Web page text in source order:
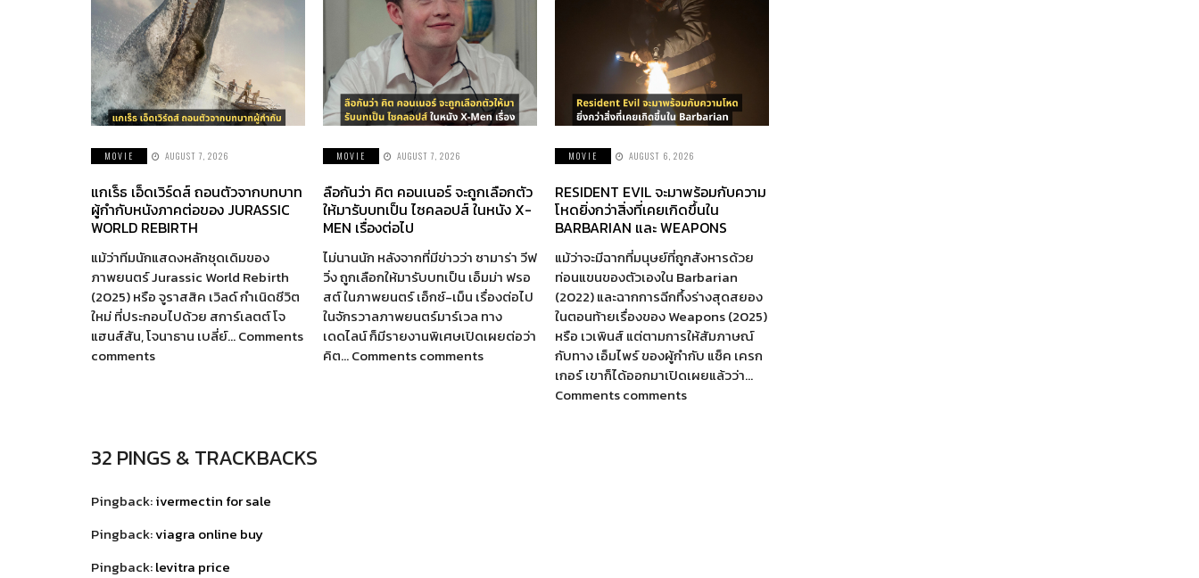
MOVIE AUGUST 7, 2026
แกเร็ธ เอ็ดเวิร์ดส์ ถอนตัวจากบทบาท
ผู้กำกับหนังภาคต่อของ JURASSIC
WORLD REBIRTH
แม้ว่าทีมนักแสดงหลักชุดเดิมของ
ภาพยนตร์ Jurassic World Rebirth
(2025) หรือ จูราสสิค เวิลด์ กำเนิดชีวิต
ใหม่ ที่ประกอบไปด้วย สการ์เลตต์ โจ
แฮนส์สัน, โจนาธาน เบลี่ย์… Comments
comments
MOVIE AUGUST 7, 2026
ลือกันว่า คิต คอนเนอร์ จะถูกเลือกตัว
ให้มารับบทเป็น ไซคลอปส์ ในหนัง X-
MEN เรื่องต่อไป
ไม่นานนัก หลังจากที่มีข่าวว่า ซามาร่า วีฟ
วิ่ง ถูกเลือกให้มารับบทเป็น เอ็มม่า ฟรอ
สต์ ในภาพยนตร์ เอ็กซ์-เม็น เรื่องต่อไป
ในจักรวาลภาพยนตร์มาร์เวล ทาง
เดดไลน์ ก็มีรายงานพิเศษเปิดเผยต่อว่า
คิต… Comments comments
MOVIE AUGUST 6, 2026
RESIDENT EVIL จะมาพร้อมกับความ
โหดยิ่งกว่าสิ่งที่เคยเกิดขึ้นใน
BARBARIAN และ WEAPONS
แม้ว่าจะมีฉากที่มนุษย์ที่ถูกสังหารด้วย
ท่อนแขนของตัวเองใน Barbarian
(2022) และฉากการฉีกทึ้งร่างสุดสยอง
ในตอนท้ายเรื่องของ Weapons (2025)
หรือ เวเพินส์ แต่ตามการให้สัมภาษณ์
กับทาง เอ็มไพร์ ของผู้กำกับ แซ็ค เครก
เกอร์ เขาก็ได้ออกมาเปิดเผยแล้วว่า…
Comments comments
32 PINGS & TRACKBACKS
Pingback:ivermectin for sale
Pingback:viagra online buy
Pingback:levitra price